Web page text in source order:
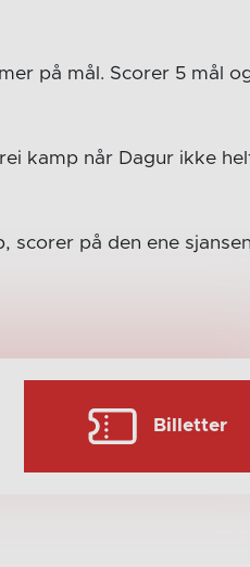
på mål. Scorer 5 mål
kamp når Dagur ikke
scorer på den ene sjansen
Billetter